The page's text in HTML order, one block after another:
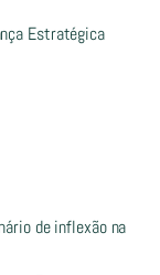
Estratégica
de inflexão na